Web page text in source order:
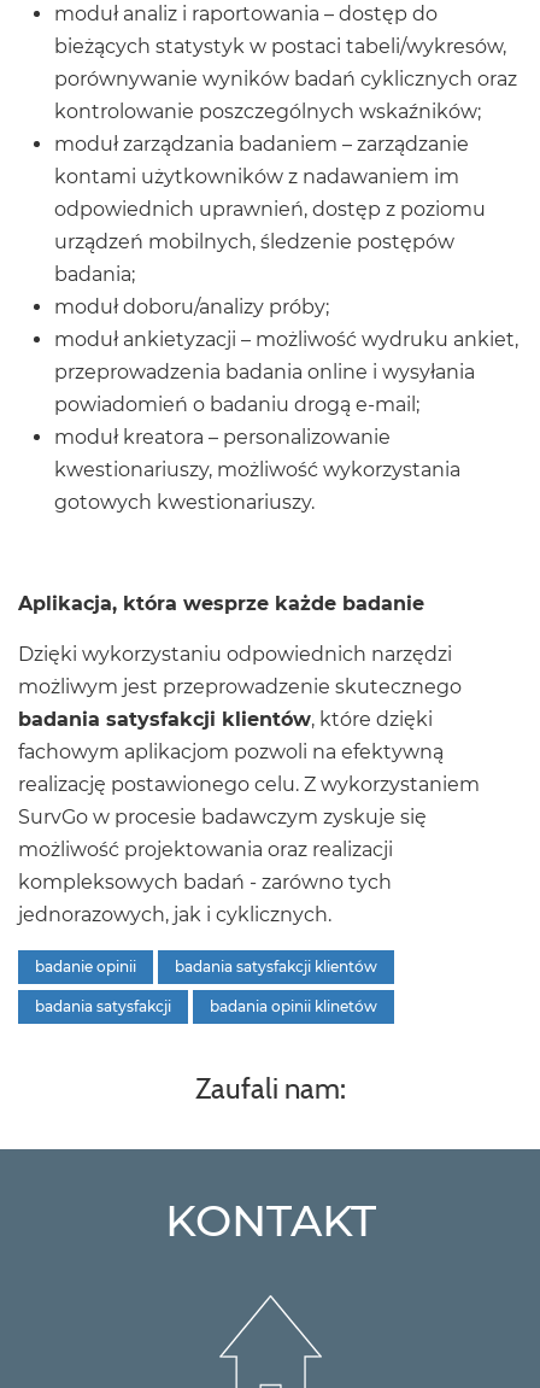
moduł analiz i raportowania – dostęp do
bieżących statystyk w postaci tabeli/wykresów,
porównywanie wyników badań cyklicznych oraz
kontrolowanie poszczególnych wskaźników;
moduł zarządzania badaniem – zarządzanie
kontami użytkowników z nadawaniem im
odpowiednich uprawnień, dostęp z poziomu
urządzeń mobilnych, śledzenie postępów
badania;
moduł doboru/analizy próby;
moduł ankietyzacji – możliwość wydruku ankiet,
przeprowadzenia badania online i wysyłania
powiadomień o badaniu drogą e-mail;
moduł kreatora – personalizowanie
kwestionariuszy, możliwość wykorzystania
gotowych kwestionariuszy.
Aplikacja, która wesprze każde badanie
Dzięki wykorzystaniu odpowiednich narzędzi
możliwym jest przeprowadzenie skutecznego
badania satysfakcji klientów, które dzięki
fachowym aplikacjom pozwoli na efektywną
realizację postawionego celu. Z wykorzystaniem
SurvGo w procesie badawczym zyskuje się
możliwość projektowania oraz realizacji
kompleksowych badań - zarówno tych
jednorazowych, jak i cyklicznych.
badanie opinii badania satysfakcji klientów
badania satysfakcji badania opinii klinetów
Zaufali nam:
KONTAKT